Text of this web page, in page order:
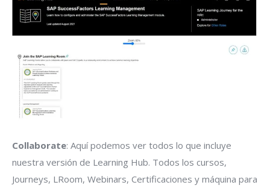
Collaborate: Aquí podemos ver todos lo que incluye
nuestra versión de Learning Hub. Todos los cursos,
Journeys, LRoom, Webinars, Certificaciones y máquina para